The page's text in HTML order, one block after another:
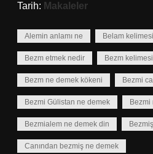
Tarih: Makaleler
Alemin anlamı ne Belam
Bezm etmek nedir Bezm
Bezm ne demek kökeni Bezmi
Bezmi Gülistan ne demek Bezmi
Bezmialem ne demek din
Canından bezmiş ne demek